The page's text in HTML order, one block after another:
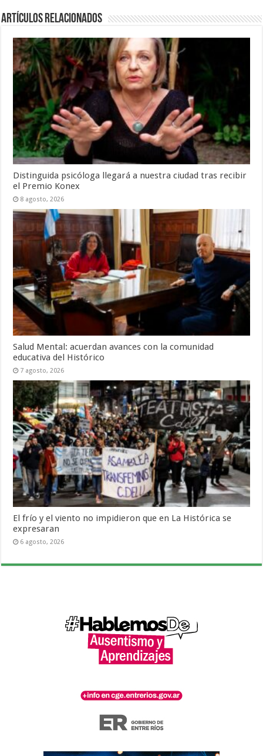
Artículos Relacionados
Distinguida psicóloga llegará a nuestra ciudad tras recibir
el Premio Konex
8 agosto, 2026
Salud Mental: acuerdan avances con la comunidad
educativa del Histórico
7 agosto, 2026
El frío y el viento no impidieron que en La Histórica se
expresaran
6 agosto, 2026